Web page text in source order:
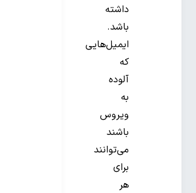
داشته
باشد.
ایمیل‌هایی
که
آلوده
به
ویروس
باشند
می‌توانند
برای
هر